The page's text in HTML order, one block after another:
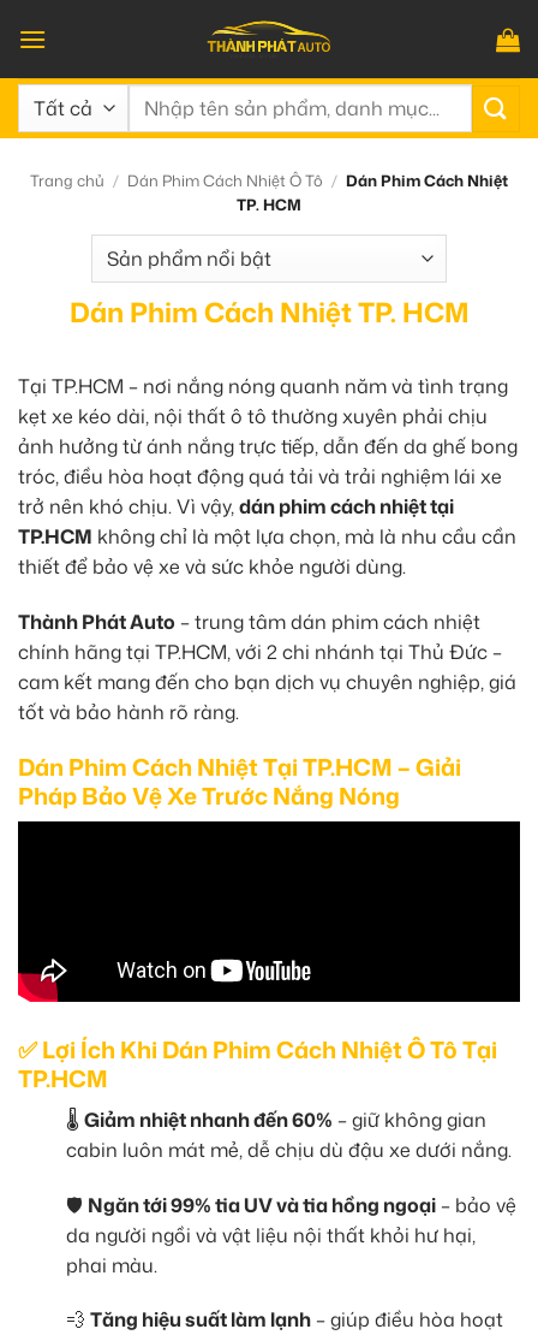
qua
nội
dung
Tìm
Trang chủ / Dán Phim Cách Nhiệt Ô Tô / Dán Phim Cách Nhiệt
TP. HCM
Dán Phim Cách Nhiệt TP. HCM
Tại TP.HCM – nơi nắng nóng quanh năm và tình trạng
kẹt xe kéo dài, nội thất ô tô thường xuyên phải chịu
ảnh hưởng từ ánh nắng trực tiếp, dẫn đến da ghế bong
tróc, điều hòa hoạt động quá tải và trải nghiệm lái xe
trở nên khó chịu. Vì vậy,dán phim cách nhiệt tại
TP.HCM không chỉ là một lựa chọn, mà là nhu cầu cần
thiết để bảo vệ xe và sức khỏe người dùng.
Thành Phát Auto – trung tâm dán phim cách nhiệt
chính hãng tại TP.HCM, với 2 chi nhánh tại Thủ Đức –
cam kết mang đến cho bạn dịch vụ chuyên nghiệp, giá
tốt và bảo hành rõ ràng.
Dán Phim Cách Nhiệt Tại TP.HCM – Giải
Pháp Bảo Vệ Xe Trước Nắng Nóng
✅ Lợi Ích Khi Dán Phim Cách Nhiệt Ô Tô Tại
TP.HCM
🌡️ Giảm nhiệt nhanh đến 60% – giữ không gian
cabin luôn mát mẻ, dễ chịu dù đậu xe dưới nắng.
🛡️ Ngăn tới 99% tia UV và tia hồng ngoại – bảo vệ
da người ngồi và vật liệu nội thất khỏi hư hại,
phai màu.
💨 Tăng hiệu suất làm lạnh – giúp điều hòa hoạt